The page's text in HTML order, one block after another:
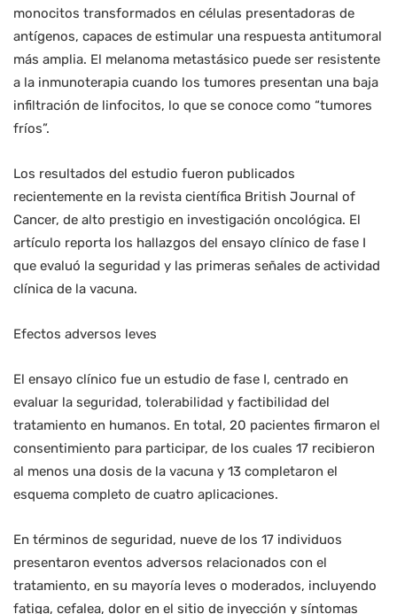
monocitos transformados en células presentadoras de
antígenos, capaces de estimular una respuesta antitumoral
más amplia. El melanoma metastásico puede ser resistente
a la inmunoterapia cuando los tumores presentan una baja
infiltración de linfocitos, lo que se conoce como “tumores
fríos”.
Los resultados del estudio fueron publicados
recientemente en la revista científica British Journal of
Cancer, de alto prestigio en investigación oncológica. El
artículo reporta los hallazgos del ensayo clínico de fase I
que evaluó la seguridad y las primeras señales de actividad
clínica de la vacuna.
Efectos adversos leves
El ensayo clínico fue un estudio de fase I, centrado en
evaluar la seguridad, tolerabilidad y factibilidad del
tratamiento en humanos. En total, 20 pacientes firmaron el
consentimiento para participar, de los cuales 17 recibieron
al menos una dosis de la vacuna y 13 completaron el
esquema completo de cuatro aplicaciones.
En términos de seguridad, nueve de los 17 individuos
presentaron eventos adversos relacionados con el
tratamiento, en su mayoría leves o moderados, incluyendo
fatiga, cefalea, dolor en el sitio de inyección y síntomas